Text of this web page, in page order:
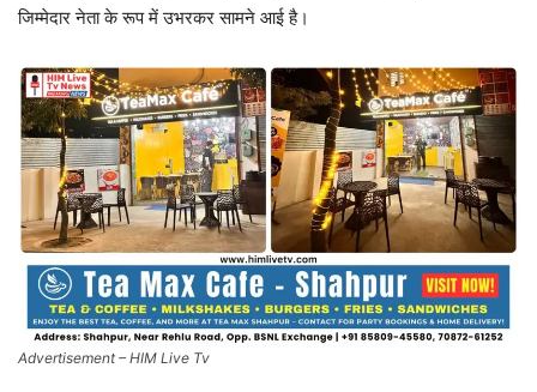
जिम्मेदार नेता के रूप में उभरकर सामने आई है।
Advertisement – HIM Live Tv